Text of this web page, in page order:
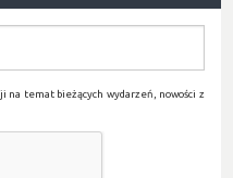
na temat bieżących wydarzeń, nowości z